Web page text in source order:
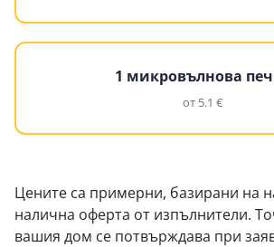
1 микровълнова
от 5.1 €
Цените са примерни, базирани на
налична оферта от изпълнители.
вашия дом се потвърждава при